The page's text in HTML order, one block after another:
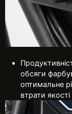
обсяги
оптимальне
втрати